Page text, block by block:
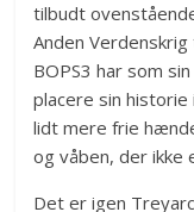
tilbudt
Anden
BOPS3 har som
placere sin
lidt mere frie
og våben, der ikke
Det er igen